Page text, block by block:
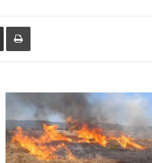
Сподели преку Е-маил Испринтај